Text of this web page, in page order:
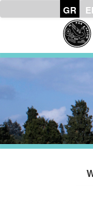
GR